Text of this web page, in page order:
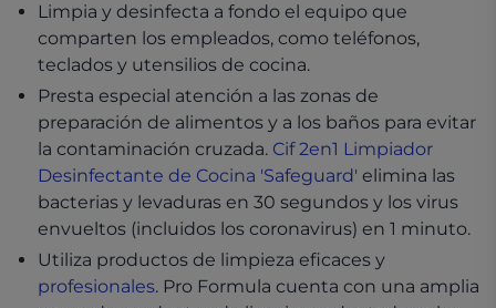
Limpia y desinfecta a fondo el equipo que
comparten los empleados, como teléfonos,
teclados y utensilios de cocina.
Presta especial atención a las zonas de
preparación de alimentos y a los baños para evitar
la contaminación cruzada. Cif 2en1 Limpiador
Desinfectante de Cocina 'Safeguard' elimina las
bacterias y levaduras en 30 segundos y los virus
envueltos (incluidos los coronavirus) en 1 minuto.
Utiliza productos de limpieza eficaces y
profesionales. Pro Formula cuenta con una amplia